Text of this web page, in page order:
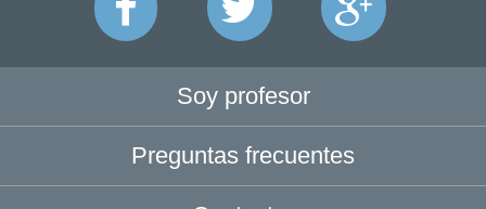
Soy profesor
Preguntas frecuentes